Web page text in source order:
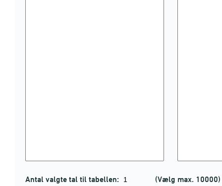
Antal valgte tal til tabellen: (Vælg max. 10000)